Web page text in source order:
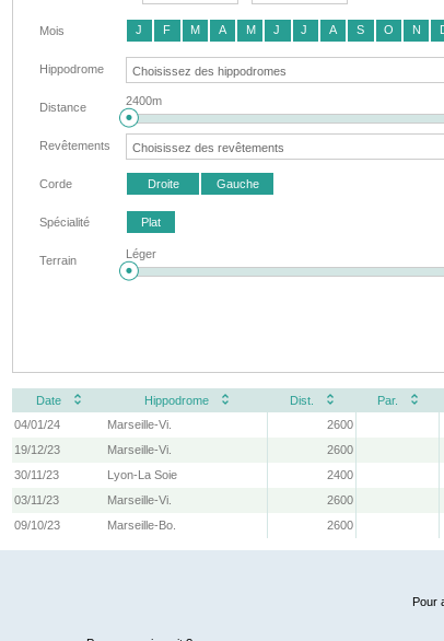
Mois J F M A M J J A S O N
Hippodrome
Distance 2400m
Revêtements
Corde Droite Gauche
Spécialité Plat
Terrain Léger
Date Hippodrome Dist. Par.
04/01/24
Marseille-Vi. 2600
19/12/23
Marseille-Vi. 2600
30/11/23
Lyon-La Soie 2400
03/11/23
Marseille-Vi. 2600
09/10/23
Marseille-Bo. 2600
Pour